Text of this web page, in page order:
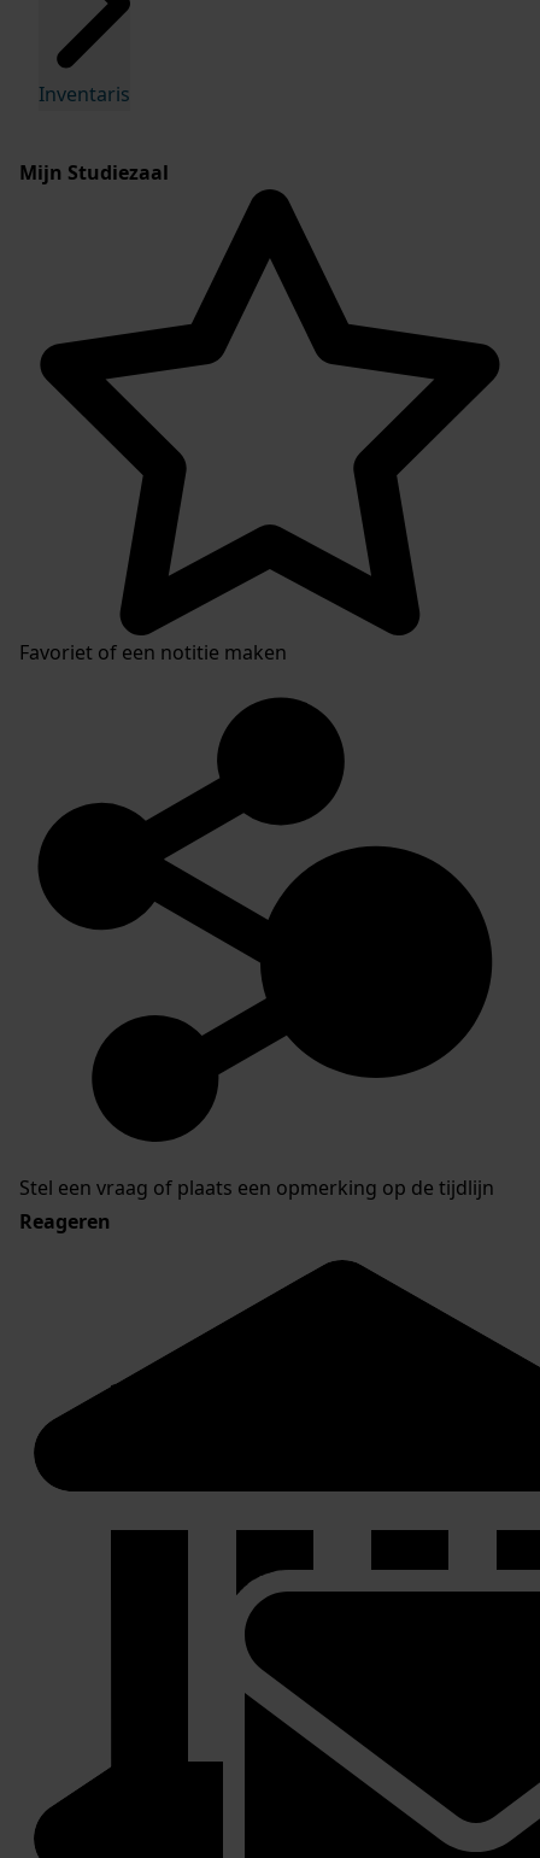
Inventaris
Mijn Studiezaal
Favoriet of een notitie maken
Stel een vraag of plaats een opmerking op de tijdlijn
Reageren